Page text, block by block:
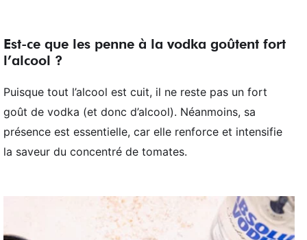
Est-ce que les penne à la vodka goûtent fort
l’alcool ?
Puisque tout l’alcool est cuit, il ne reste pas un fort
goût de vodka (et donc d’alcool). Néanmoins, sa
présence est essentielle, car elle renforce et intensifie
la saveur du concentré de tomates.